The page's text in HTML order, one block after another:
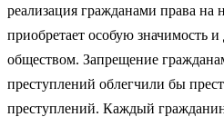
реализация гражданами права на
приобретает особую значимость
обществом. Запрещение
преступлений облегчили бы
преступлений. Каждый